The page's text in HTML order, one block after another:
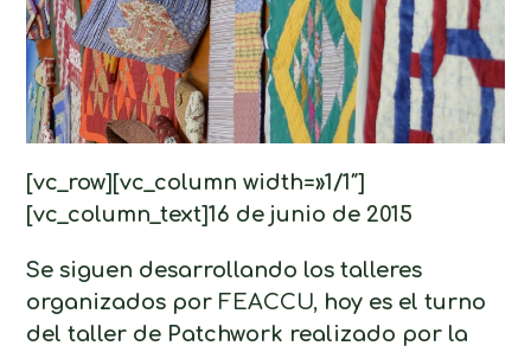
[vc_row][vc_column width=»1/1″]
[vc_column_text]16 de junio de 2015
Se siguen desarrollando los talleres
organizados por FEACCU, hoy es el turno
del taller de Patchwork realizado por la